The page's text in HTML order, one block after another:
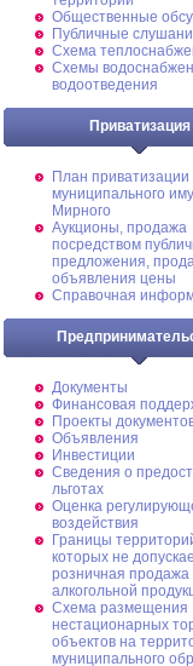
Общественные
Публичные
Схема
Схемы
водоотведения
Приватизация
План приватизации
муниципального
Мирного
Аукционы, продажа
посредством
предложения,
объявления цены
Справочная
Документы
Финансовая
Проекты
Объявления
Инвестиции
Сведения о
льготах
Оценка
воздействия
Границы
которых не
розничная продажа
алкогольной
Схема размещения
нестационарных
объектов на
муниципального